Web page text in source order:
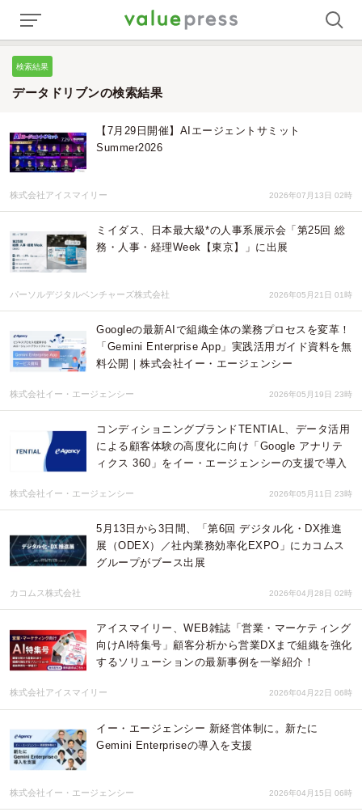
検索結果
データドリブンの検索結果
【7月29日開催】AIエージェントサミット
Summer2026
株式会社アイスマイリー 2026年07月13日 02時
ミイダス、日本最大級*の人事系展示会「第25回 総
務・人事・経理Week【東京】」に出展
パーソルデジタルベンチャーズ株式会社 2026年05月21日 01時
Googleの最新AIで組織全体の業務プロセスを変革！
「Gemini Enterprise App」実践活用ガイド資料を無
料公開｜株式会社イー・エージェンシー
株式会社イー・エージェンシー 2026年05月19日 23時
コンディショニングブランドTENTIAL、データ活用
による顧客体験の高度化に向け「Google アナリテ
ィクス 360」をイー・エージェンシーの支援で導入
株式会社イー・エージェンシー 2026年05月11日 23時
5月13日から3日間、「第6回 デジタル化・DX推進
展（ODEX）／社内業務効率化EXPO」にカコムス
グループがブース出展
カコムス株式会社 2026年04月28日 02時
アイスマイリー、WEB雑誌「営業・マーケティング
向けAI特集号」顧客分析から営業DXまで組織を強化
するソリューションの最新事例を一挙紹介！
株式会社アイスマイリー 2026年04月22日 06時
イー・エージェンシー 新経営体制に。新たに
Gemini Enterpriseの導入を支援
株式会社イー・エージェンシー 2026年04月15日 06時